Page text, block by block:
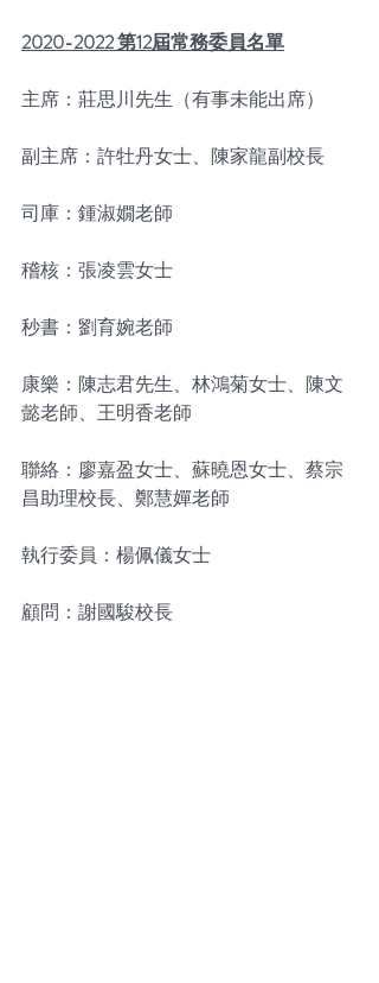
2020-2022 第12屆常務委員名單
主席：莊思川先生（有事未能出席）
副主席：許牡丹女士、陳家龍副校長
司庫：鍾淑嫺老師
稽核：張凌雲女士
秒書：劉育婉老師
康樂：陳志君先生、林鴻菊女士、陳文
懿老師、王明香老師
聯絡：廖嘉盈女士、蘇曉恩女士、蔡宗
昌助理校長、鄭慧嬋老師
執行委員：楊佩儀女士
顧問：謝國駿校長